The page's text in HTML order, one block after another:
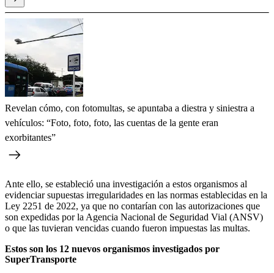
Revelan cómo, con fotomultas, se apuntaba a diestra y siniestra a
vehículos: “Foto, foto, foto, las cuentas de la gente eran
exorbitantes”
Ante ello, se estableció una investigación a estos organismos al
evidenciar supuestas irregularidades en las normas establecidas en la
Ley 2251 de 2022, ya que no contarían con las autorizaciones que
son expedidas por la Agencia Nacional de Seguridad Vial (ANSV)
o que las tuvieran vencidas cuando fueron impuestas las multas.
Estos son los 12 nuevos organismos investigados por
SuperTransporte